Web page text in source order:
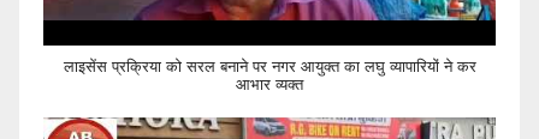
लाइसेंस प्रक्रिया को सरल बनाने पर नगर आयुक्त का लघु व्यापारियों ने कर
आभार व्यक्त